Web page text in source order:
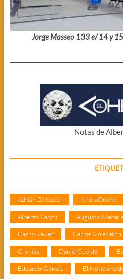
Jorge Masseo 133 e/ 14 y
Notas de
Adrián Di Nucci AhoraOnline
Alberto Sabini Augusto
Cacho Javier Carlos Siniscalchi
Crónica Daniel Sueldo
Eduardo Gómez El Noticiero